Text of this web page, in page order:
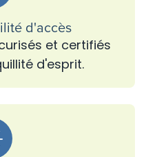
d'accès
et certifiés
d'esprit.